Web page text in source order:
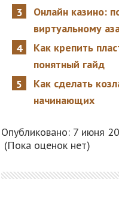
Онлайн казино:
виртуальному
Как крепить
понятный гайд
Как сделать
начинающих
Опубликовано: 7 июня
(Пока оценок нет)